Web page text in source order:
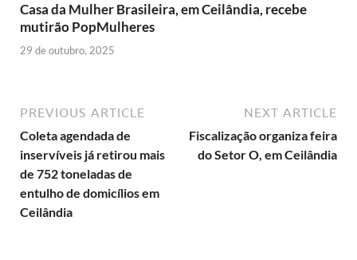
Casa da Mulher Brasileira, em Ceilândia, recebe
mutirão PopMulheres
29 de outubro, 2025
PREVIOUS ARTICLE
Coleta agendada de
inservíveis já retirou mais
de 752 toneladas de
entulho de domicílios em
Ceilândia
NEXT ARTICLE
Fiscalização organiza feira
do Setor O, em Ceilândia